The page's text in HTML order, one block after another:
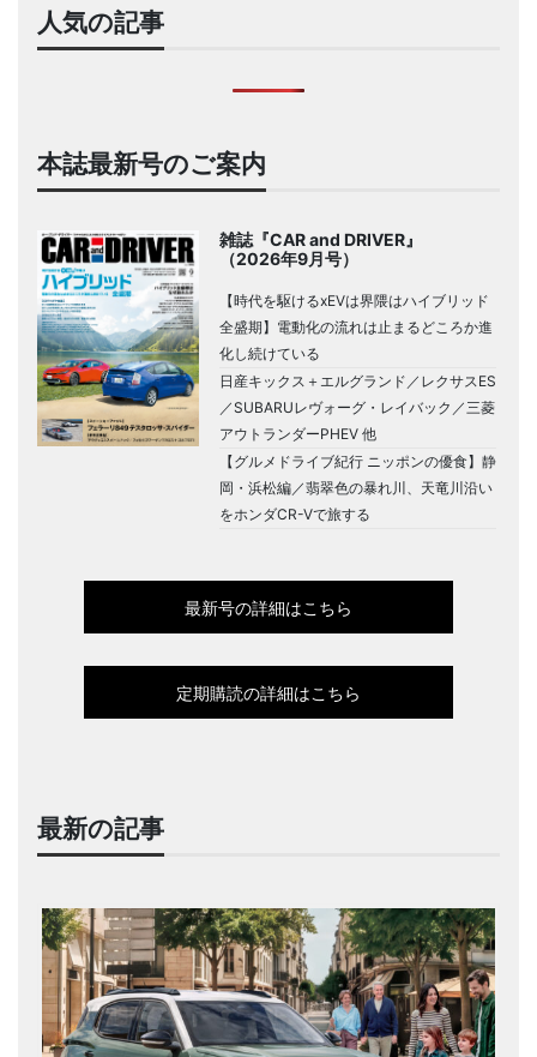
人気の記事
本誌最新号のご案内
雑誌『CAR and DRIVER』
（2026年9月号）
【時代を駆けるxEVは界隈はハイブリッド
全盛期】電動化の流れは止まるどころか進
化し続けている
日産キックス＋エルグランド／レクサスES
／SUBARUレヴォーグ・レイバック／三菱
アウトランダーPHEV 他
【グルメドライブ紀行 ニッポンの優食】静
岡・浜松編／翡翠色の暴れ川、天竜川沿い
をホンダCR-Vで旅する
最新号の詳細はこちら
定期購読の詳細はこちら
最新の記事